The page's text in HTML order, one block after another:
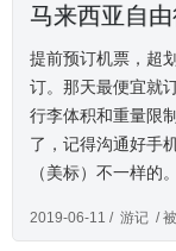
马来西亚自
提前预订机票，超
订。那天最便宜就
行李体积和重量限
了，记得沟通好手
（美标）不一样的
2019-06-11 / 游记 /